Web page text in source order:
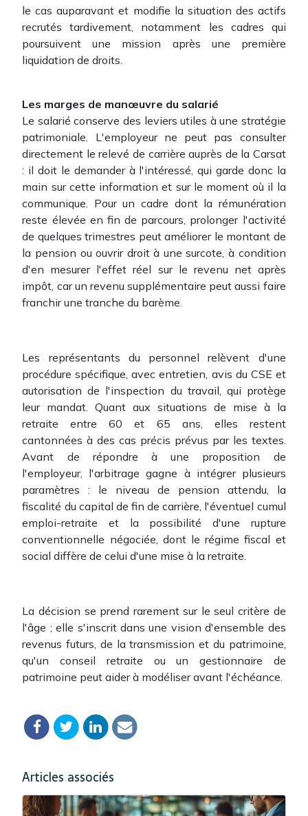
le cas auparavant et modifie la situation des actifs
recrutés tardivement, notamment les cadres qui
poursuivent une mission après une première
liquidation de droits.
Les marges de manœuvre du salarié
Le salarié conserve des leviers utiles à une stratégie
patrimoniale. L'employeur ne peut pas consulter
directement le relevé de carrière auprès de la Carsat
: il doit le demander à l'intéressé, qui garde donc la
main sur cette information et sur le moment où il la
communique. Pour un cadre dont la rémunération
reste élevée en fin de parcours, prolonger l'activité
de quelques trimestres peut améliorer le montant de
la pension ou ouvrir droit à une surcote, à condition
d'en mesurer l'effet réel sur le revenu net après
impôt, car un revenu supplémentaire peut aussi faire
franchir une tranche du barème.
Les représentants du personnel relèvent d'une
procédure spécifique, avec entretien, avis du CSE et
autorisation de l'inspection du travail, qui protège
leur mandat. Quant aux situations de mise à la
retraite entre 60 et 65 ans, elles restent
cantonnées à des cas précis prévus par les textes.
Avant de répondre à une proposition de
l'employeur, l'arbitrage gagne à intégrer plusieurs
paramètres : le niveau de pension attendu, la
fiscalité du capital de fin de carrière, l'éventuel cumul
emploi-retraite et la possibilité d'une rupture
conventionnelle négociée, dont le régime fiscal et
social diffère de celui d'une mise à la retraite.
La décision se prend rarement sur le seul critère de
l'âge ; elle s'inscrit dans une vision d'ensemble des
revenus futurs, de la transmission et du patrimoine,
qu'un conseil retraite ou un gestionnaire de
patrimoine peut aider à modéliser avant l'échéance.
Articles associés